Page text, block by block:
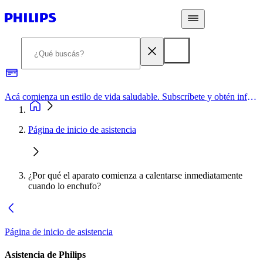
Acá comienza un estilo de vida saludable. Subscríbete y obtén información de primera mano
Página de inicio de asistencia
¿Por qué el aparato comienza a calentarse inmediatamente
cuando lo enchufo?
Página de inicio de asistencia
Asistencia de Philips